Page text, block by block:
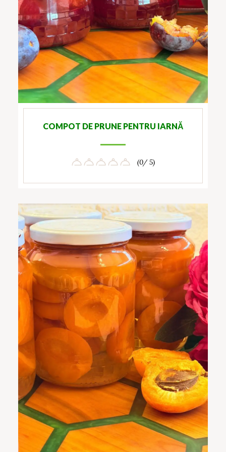
COMPOT DE PRUNE PENTRU IARNĂ
(0/ 5)